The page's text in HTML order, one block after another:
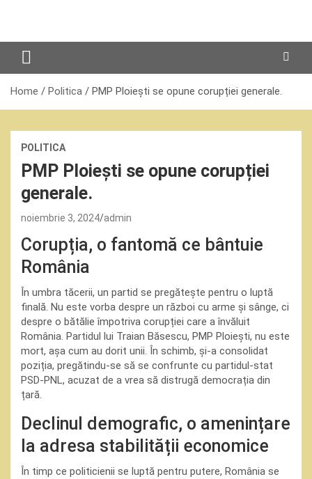
Home Politica PMP Ploiești se opune corupției generale.
POLITICA
PMP Ploiești se opune corupției
generale.
noiembrie 3, 2024 admin
Corupția, o fantomă ce bântuie
România
În umbra tăcerii, un partid se pregătește pentru o luptă
finală. Nu este vorba despre un război cu arme și sânge, ci
despre o bătălie împotriva corupției care a învăluit
România. Partidul lui Traian Băsescu, PMP Ploiești, nu este
mort, așa cum au dorit unii. În schimb, și-a consolidat
poziția, pregătindu-se să se confrunte cu partidul-stat
PSD-PNL, acuzat de a vrea să distrugă democrația din
țară.
Declinul demografic, o amenințare
la adresa stabilității economice
În timp ce politicienii se luptă pentru putere, România se